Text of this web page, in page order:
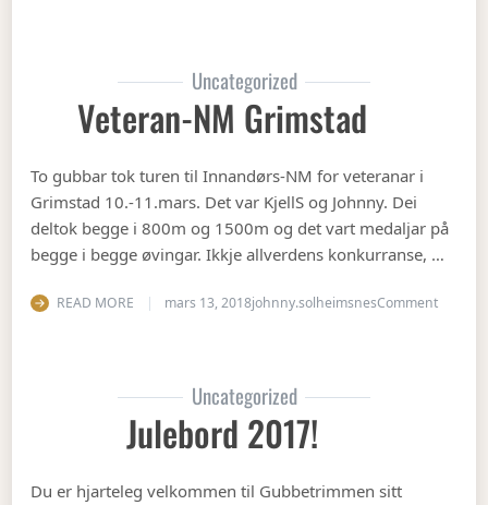
Uncategorized
Veteran-NM Grimstad
To gubbar tok turen til Innandørs-NM for veteranar i
Grimstad 10.-11.mars. Det var KjellS og Johnny. Dei
deltok begge i 800m og 1500m og det vart medaljar på
begge i begge øvingar. Ikkje allverdens konkurranse, …
READ MORE mars 13, 2018johnny.solheimsnesCommenton
Uncategorized
Julebord 2017!
Du er hjarteleg velkommen til Gubbetrimmen sitt